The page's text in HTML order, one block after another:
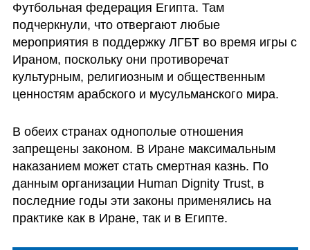
Футбольная федерация Египта. Там
подчеркнули, что отвергают любые
мероприятия в поддержку ЛГБТ во время игры с
Ираном, поскольку они противоречат
культурным, религиозным и общественным
ценностям арабского и мусульманского мира.
В обеих странах однополые отношения
запрещены законом. В Иране максимальным
наказанием может стать смертная казнь. По
данным организации Human Dignity Trust, в
последние годы эти законы применялись на
практике как в Иране, так и в Египте.